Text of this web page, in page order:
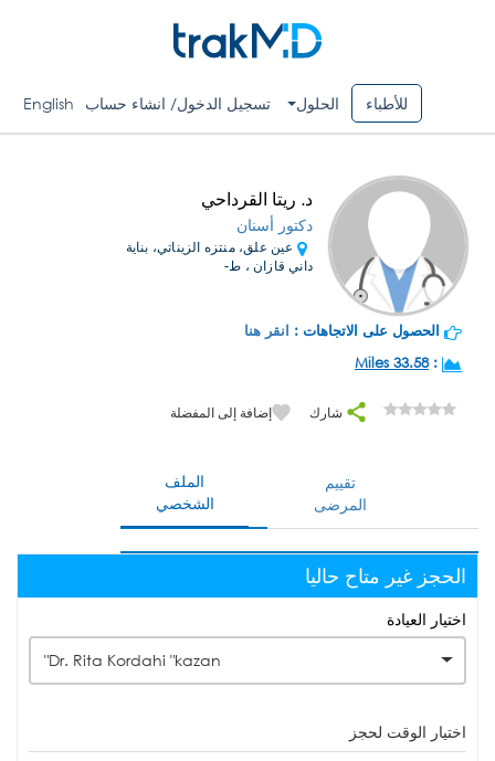
للأطباء الحلول تسجيل الدخول/ انشاء حساب English
د. ريتا القرداحي
دكتور أسنان
عين علق، منتزه الزيناتي، بناية
داني قازان ، ط-
الحصول على الاتجاهات : انقر هنا
:
33.58 Miles
شارك إضافة إلى المفضلة
الملف
الشخصي
تقييم
المرضى
الحجز غير متاح حاليا
اختيار العيادة
Dr. Rita Kordahi "kazan"
اختيار الوقت لحجز